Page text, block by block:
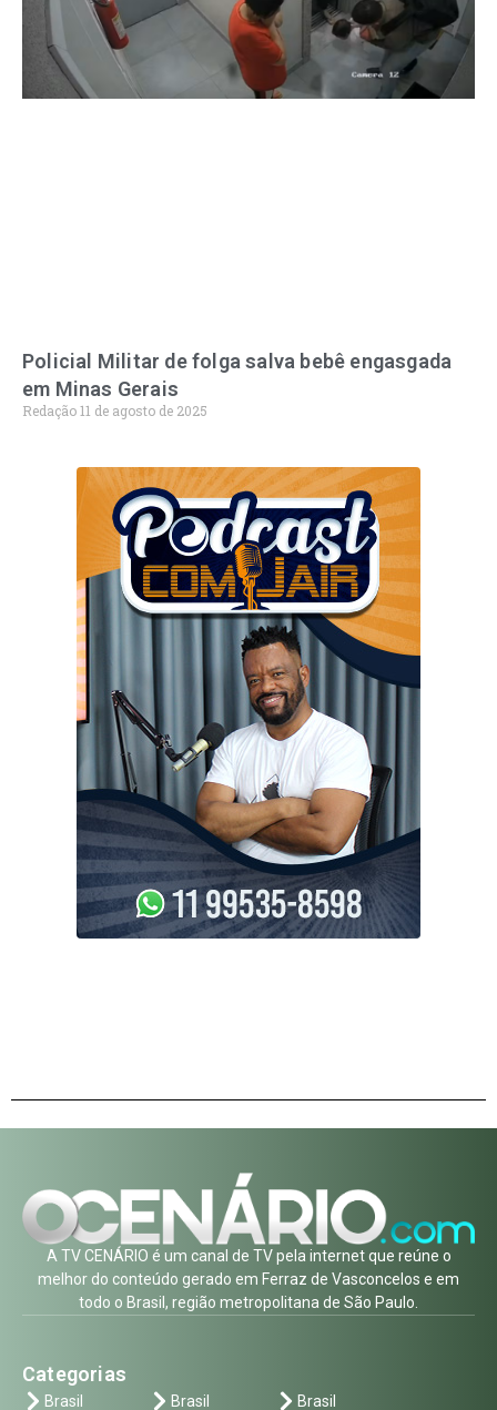
Policial Militar de folga salva bebê engasgada
em Minas Gerais
Redação11 de agosto de 2025
A TV CENÁRIO é um canal de TV pela internet que reúne o
melhor do conteúdo gerado em Ferraz de Vasconcelos e em
todo o Brasil, região metropolitana de São Paulo.
Categorias
Brasil Brasil Brasil